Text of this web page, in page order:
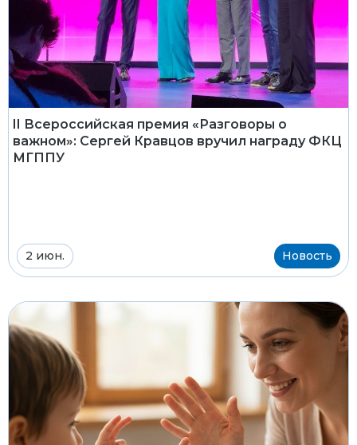
II Всероссийская премия «Разговоры о
важном»: Сергей Кравцов вручил награду ФКЦ
МГППУ
2 июн. Новость